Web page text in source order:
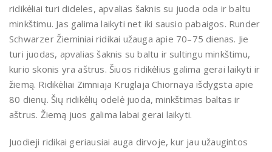
ridikėliai turi dideles, apvalias šaknis su juoda oda ir baltu
minkštimu. Jas galima laikyti net iki sausio pabaigos. Runder
Schwarzer Žieminiai ridikai užauga apie 70–75 dienas. Jie
turi juodas, apvalias šaknis su baltu ir sultingu minkštimu,
kurio skonis yra aštrus. Šiuos ridikėlius galima gerai laikyti ir
žiemą. Ridikėliai Zimniaja Kruglaja Chiornaya išdygsta apie
80 dienų. Šių ridikėlių odelė juoda, minkštimas baltas ir
aštrus. Žiemą juos galima labai gerai laikyti.
Juodieji ridikai geriausiai auga dirvoje, kur jau užaugintos